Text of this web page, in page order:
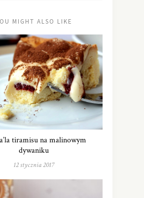
MIGHT ALSO LIKE
tiramisu na malinowym
dywaniku
12 stycznia 2017